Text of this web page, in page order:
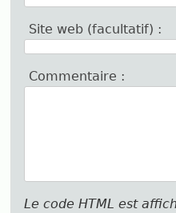
Site web (facultatif) :
Commentaire :
Le code HTML est